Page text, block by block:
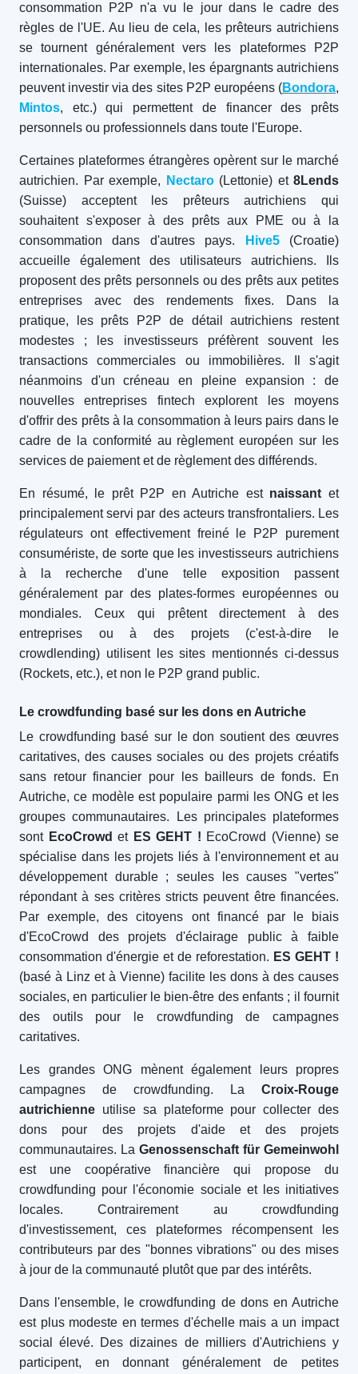
consommation P2P n'a vu le jour dans le cadre des
règles de l'UE. Au lieu de cela, les prêteurs autrichiens
se tournent généralement vers les plateformes P2P
internationales. Par exemple, les épargnants autrichiens
peuvent investir via des sites P2P européens (Bondora,
Mintos, etc.) qui permettent de financer des prêts
personnels ou professionnels dans toute l'Europe.
Certaines plateformes étrangères opèrent sur le marché
autrichien. Par exemple,
Nectaro(Lettonie) et 8Lends
(Suisse) acceptent les prêteurs autrichiens qui
souhaitent s'exposer à des prêts aux PME ou à la
consommation dans d'autres pays.
Hive5(Croatie)
accueille également des utilisateurs autrichiens. Ils
proposent des prêts personnels ou des prêts aux petites
entreprises avec des rendements fixes. Dans la
pratique, les prêts P2P de détail autrichiens restent
modestes ; les investisseurs préfèrent souvent les
transactions commerciales ou immobilières. Il s'agit
néanmoins d'un créneau en pleine expansion : de
nouvelles entreprises fintech explorent les moyens
d'offrir des prêts à la consommation à leurs pairs dans le
cadre de la conformité au règlement européen sur les
services de paiement et de règlement des différends.
En résumé, le prêt P2P en Autriche est naissant et
principalement servi par des acteurs transfrontaliers. Les
régulateurs ont effectivement freiné le P2P purement
consumériste, de sorte que les investisseurs autrichiens
à la recherche d'une telle exposition passent
généralement par des plates-formes européennes ou
mondiales. Ceux qui prêtent directement à des
entreprises ou à des projets (c'est-à-dire le
crowdlending) utilisent les sites mentionnés ci-dessus
(Rockets, etc.), et non le P2P grand public.
Le crowdfunding basé sur les dons en Autriche
Le crowdfunding basé sur le don soutient des œuvres
caritatives, des causes sociales ou des projets créatifs
sans retour financier pour les bailleurs de fonds. En
Autriche, ce modèle est populaire parmi les ONG et les
groupes communautaires. Les principales plateformes
sont EcoCrowd et ES GEHT ! EcoCrowd (Vienne) se
spécialise dans les projets liés à l'environnement et au
développement durable ; seules les causes "vertes"
répondant à ses critères stricts peuvent être financées.
Par exemple, des citoyens ont financé par le biais
d'EcoCrowd des projets d'éclairage public à faible
consommation d'énergie et de reforestation. ES GEHT !
(basé à Linz et à Vienne) facilite les dons à des causes
sociales, en particulier le bien-être des enfants ; il fournit
des outils pour le crowdfunding de campagnes
caritatives.
Les grandes ONG mènent également leurs propres
campagnes de crowdfunding. La Croix-Rouge
autrichienne utilise sa plateforme pour collecter des
dons pour des projets d'aide et des projets
communautaires. La Genossenschaft für Gemeinwohl
est une coopérative financière qui propose du
crowdfunding pour l'économie sociale et les initiatives
locales. Contrairement au crowdfunding
d'investissement, ces plateformes récompensent les
contributeurs par des "bonnes vibrations" ou des mises
à jour de la communauté plutôt que par des intérêts.
Dans l'ensemble, le crowdfunding de dons en Autriche
est plus modeste en termes d'échelle mais a un impact
social élevé. Des dizaines de milliers d'Autrichiens y
participent, en donnant généralement de petites